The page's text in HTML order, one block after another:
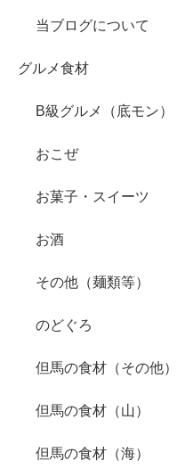
当ブログについて
グルメ食材
B級グルメ（底モン）
おこぜ
お菓子・スイーツ
お酒
その他（麺類等）
のどぐろ
但馬の食材（その他）
但馬の食材（山）
但馬の食材（海）